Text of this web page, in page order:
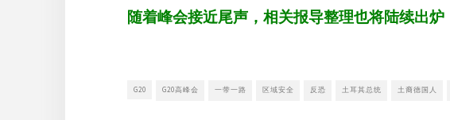
随着峰会接近尾声，相关报导整理也将陆续出
G20 G20高峰会 一带一路 区域安全 反恐 土耳其总统 土裔德国人